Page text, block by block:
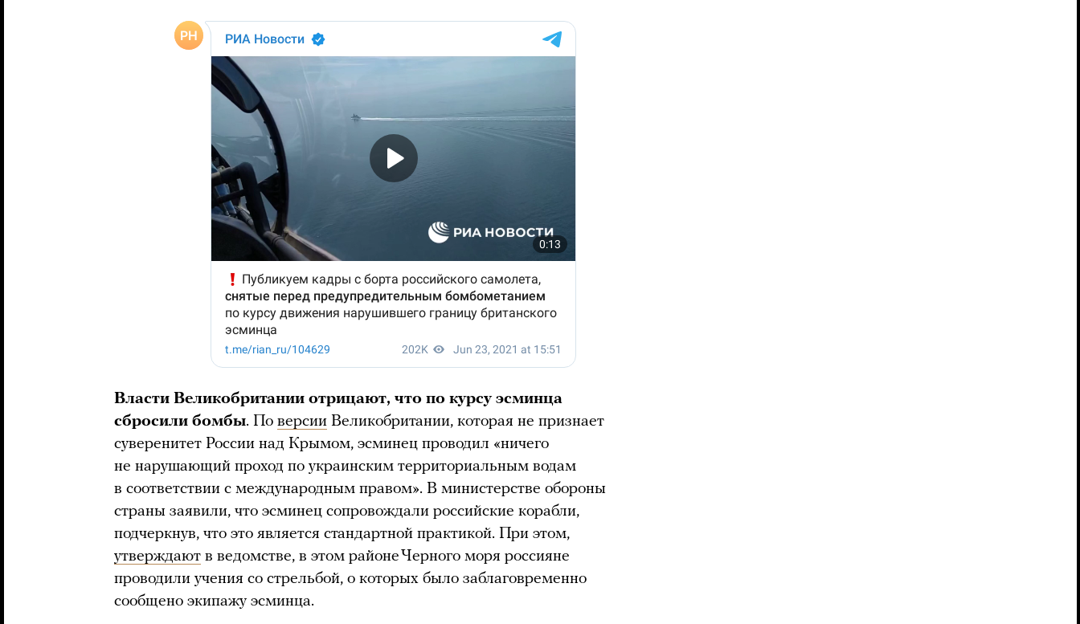
Власти Великобритании отрицают, что по курсу эсминца
сбросили бомбы. По версии Великобритании, которая не признает
суверенитет России над Крымом, эсминец проводил «ничего
не нарушающий проход по украинским территориальным водам
в соответствии с международным правом». В министерстве обороны
страны заявили, что эсминец сопровождали российские корабли,
подчеркнув, что это является стандартной практикой. При этом,
утверждают в ведомстве, в этом районе Черного моря россияне
проводили учения со стрельбой, о которых было заблаговременно
сообщено экипажу эсминца.